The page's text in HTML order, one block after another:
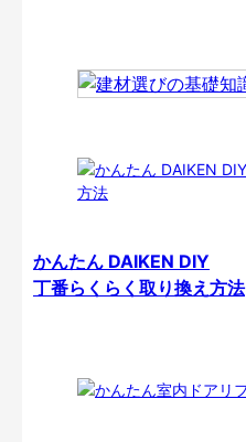
かんたん DAIKEN DIY
丁番らくらく取り換え方法